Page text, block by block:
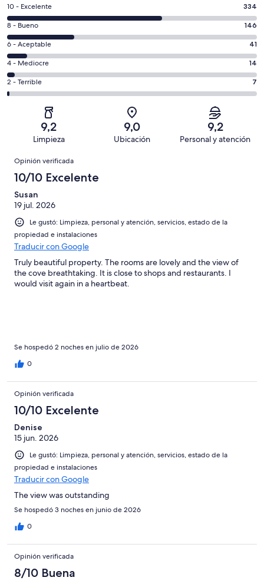
Evaluación:
10
-
Excelente.
334
de
542
opiniones
10 - Excelente 334
Evaluación:
8
-
Bueno.
146
de
opiniones
8 - Bueno 146
Evaluación:
6
-
Aceptable.
41
opiniones
6 - Aceptable 41
Evaluación:
4
-
4 - Mediocre 14
Evaluación:
2
542
2 - Terrible 7
9,2
Limpieza
9,0
Ubicación
9,2
Personal y atención
Opiniones
Opinión verificada
10/10 Excelente
Susan
19 jul. 2026
Le gustó: Limpieza, personal y atención, servicios, estado de la
propiedad e instalaciones
Traducir con Google
Truly beautiful property. The rooms are lovely and the view of
the cove breathtaking. It is close to shops and restaurants. I
would visit again in a heartbeat.
Se hospedó 2 noches en julio de 2026
0
Opinión verificada
10/10 Excelente
Denise
15 jun. 2026
Le gustó: Limpieza, personal y atención, servicios, estado de la
propiedad e instalaciones
Traducir con Google
The view was outstanding
Se hospedó 3 noches en junio de 2026
0
Opinión verificada
8/10 Buena